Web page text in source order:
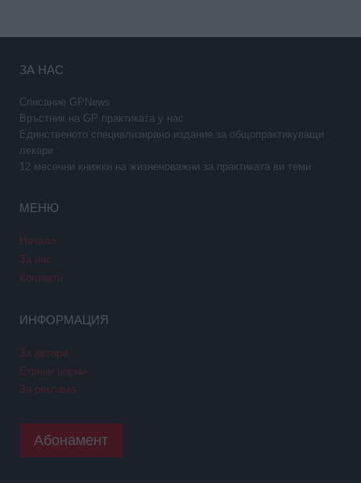
ЗА НАС
Списание GPNews
Връстник на GP практиката у нас
Единственото специализирано издание за общопрактикуващи
лекари
12 месечни книжки на жизненоважни за практиката ви теми
МЕНЮ
Начало
За нас
Контакти
ИНФОРМАЦИЯ
За автори
Етични норми
За реклама
Абонамент